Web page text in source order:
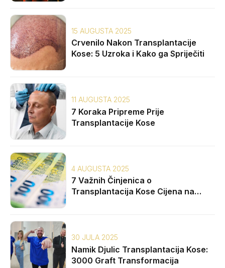
15 AUGUSTA 2025
Crvenilo Nakon Transplantacije
Kose: 5 Uzroka i Kako ga Spriječiti
11 AUGUSTA 2025
7 Koraka Pripreme Prije
Transplantacije Kose
4 AUGUSTA 2025
7 Važnih Činjenica o
Transplantacija Kose Cijena na
30 JULA 2025
Namik Djulic Transplantacija Kose:
3000 Graft Transformacija